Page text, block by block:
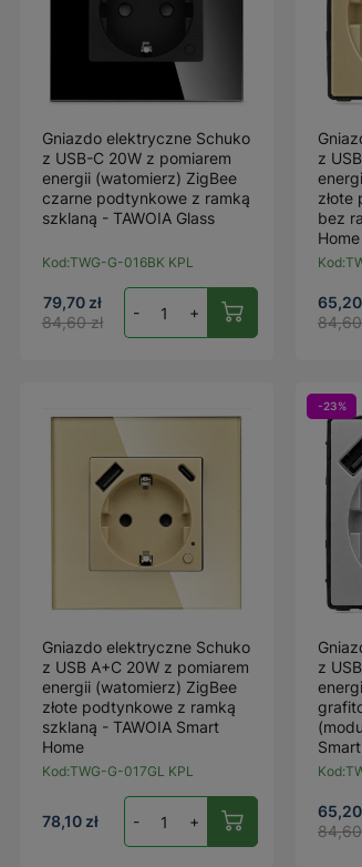
Gniazdo elektryczne Schuko
z USB-C 20W z pomiarem
energii (watomierz) ZigBee
czarne podtynkowe z ramką
szklaną - TAWOIA Glass
Kod:TWG-G-016BK KPL
84,60 zł
79,70 zł
- +
z
złote
bez
Home
Kod:
84,60
65,20
Gniazdo elektryczne Schuko
z USB A+C 20W z pomiarem
energii (watomierz) ZigBee
złote podtynkowe z ramką
szklaną - TAWOIA Smart
Home
Kod:TWG-G-017GL KPL
78,10 zł - +
-23%
z
Kod:
84,60
65,20